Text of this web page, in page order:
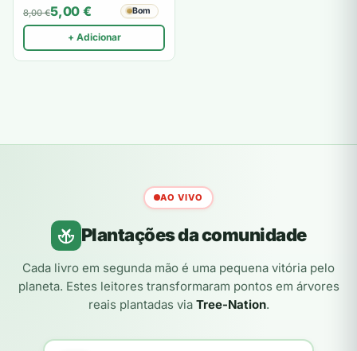
8,00€5,00 € Bom
+ Adicionar
AO VIVO
Plantações da comunidade
Cada livro em segunda mão é uma pequena vitória pelo
planeta. Estes leitores transformaram pontos em árvores
reais plantadas via Tree-Nation.